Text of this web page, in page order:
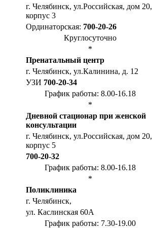
г. Челябинск, ул.Российская, дом 20,
корпус 3
Ординаторская: 700-20-26
Круглосуточно
*
Пренатальный центр
г. Челябинск, ул.Калинина, д. 12
УЗИ 700-20-34
График работы: 8.00-16.18
*
Дневной стационар при женской
консультации
г. Челябинск, ул.Российская, дом 20,
корпус 5
700-20-32
График работы: 8.00-16.18
*
Поликлиника
г. Челябинск,
ул. Каслинская 60А
График работы: 7.30-19.00